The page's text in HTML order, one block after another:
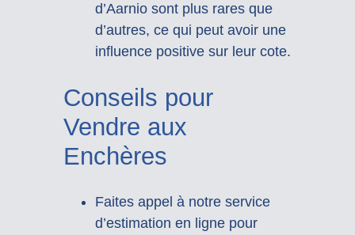
d’Aarnio sont plus rares que
d’autres, ce qui peut avoir une
influence positive sur leur cote.
Conseils pour
Vendre aux
Enchères
Faites appel à notre service
d’estimation en ligne pour